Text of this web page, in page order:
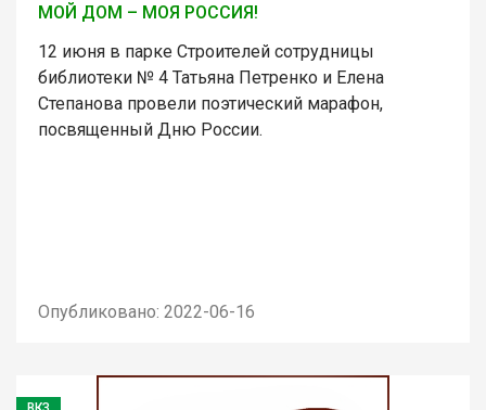
МОЙ ДОМ – МОЯ РОССИЯ!
12 июня в парке Строителей сотрудницы
библиотеки № 4 Татьяна Петренко и Елена
Степанова провели поэтический марафон,
посвященный Дню России.
Опубликовано: 2022-06-16